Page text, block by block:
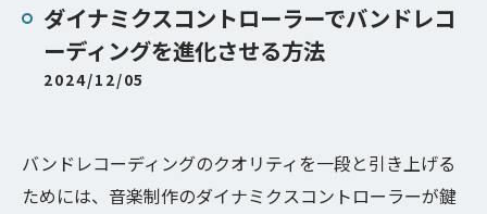
ダイナミクスコントローラーでバンドレコ
ーディングを進化させる方法
2024/12/05
バンドレコーディングのクオリティを一段と引き上げる
ためには、音楽制作のダイナミクスコントローラーが鍵